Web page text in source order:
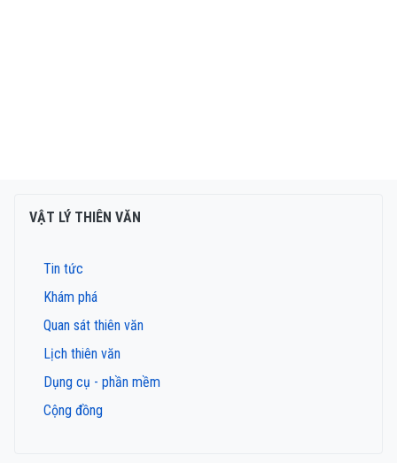
VẬT LÝ THIÊN VĂN
Tin tức
Khám phá
Quan sát thiên văn
Lịch thiên văn
Dụng cụ - phần mềm
Cộng đồng